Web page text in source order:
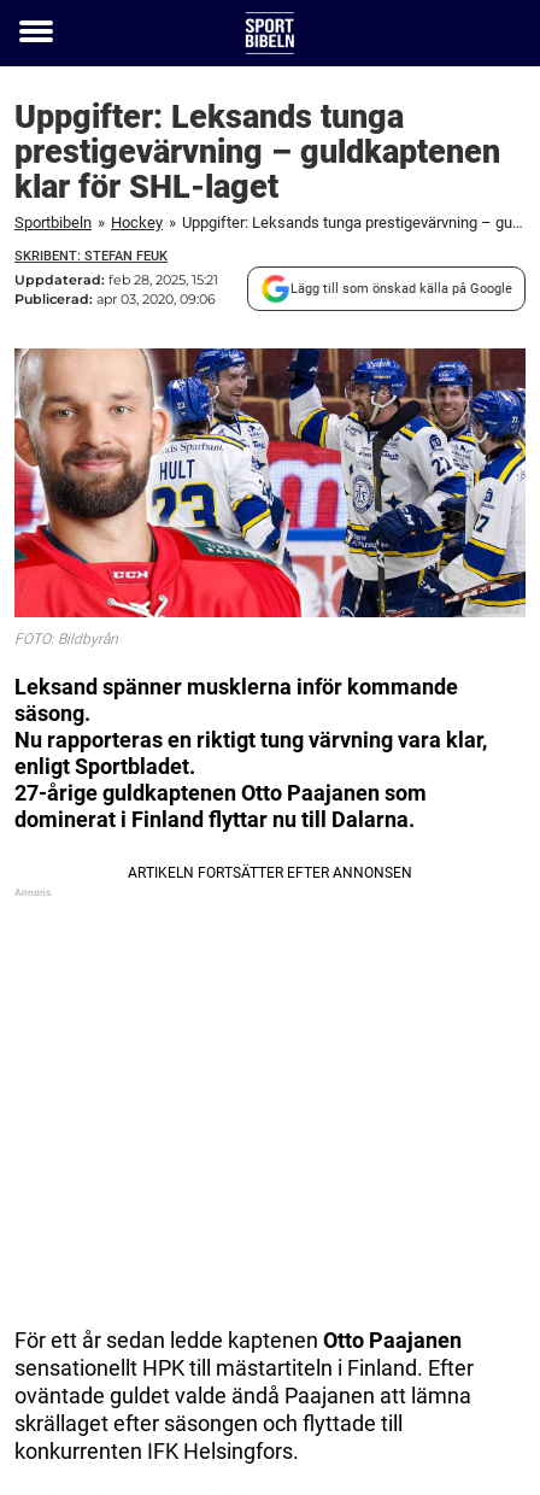
Toggle
Uppgifter: Leksands tunga
prestigevärvning – guldkaptenen
klar för SHL-laget
Sportbibeln » Hockey » Uppgifter: Leksands tunga prestigevärvning – guldkaptenen klar för SHL-laget
SKRIBENT: STEFAN FEUK
Uppdaterad: feb 28, 2025, 15:21
Publicerad: apr 03, 2020, 09:06
Lägg till som önskad källa på Google
FOTO: Bildbyrån
Leksand spänner musklerna inför kommande
säsong.
Nu rapporteras en riktigt tung värvning vara klar,
enligt Sportbladet.
27-årige guldkaptenen Otto Paajanen som
dominerat i Finland flyttar nu till Dalarna.
För ett år sedan ledde kaptenen Otto Paajanen
sensationellt HPK till mästartiteln i Finland. Efter
oväntade guldet valde ändå Paajanen att lämna
skrällaget efter säsongen och flyttade till
konkurrenten IFK Helsingfors.